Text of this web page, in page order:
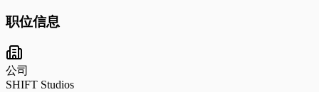
职位信息
公司
SHIFT Studios